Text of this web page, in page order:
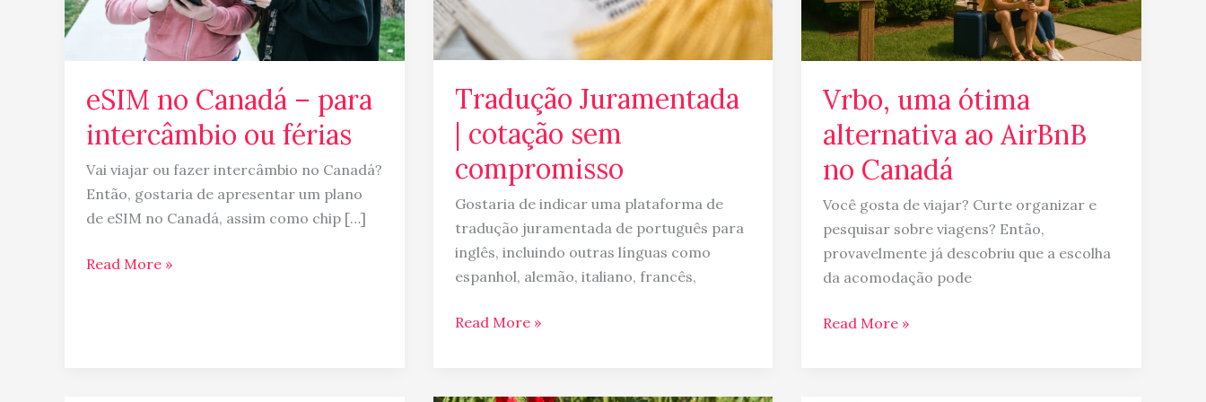
eSIM no Canadá – para
intercâmbio ou férias
Vai viajar ou fazer intercâmbio no Canadá?
Então, gostaria de apresentar um plano
de eSIM no Canadá, assim como chip […]
férias
Read More »
Tradução Juramentada
| cotação sem
compromisso
Gostaria de indicar uma plataforma de
tradução juramentada de português para
inglês, incluindo outras línguas como
espanhol, alemão, italiano, francês,
Read More »
Vrbo, uma ótima
alternativa ao AirBnB
no Canadá
Você gosta de viajar? Curte organizar e
pesquisar sobre viagens? Então,
provavelmente já descobriu que a escolha
da acomodação pode
Canadá
Read More »